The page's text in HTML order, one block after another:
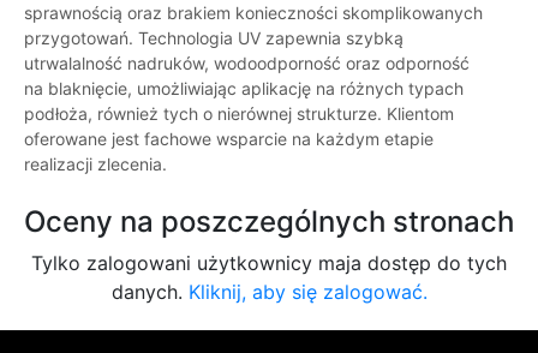
sprawnością oraz brakiem konieczności skomplikowanych
przygotowań. Technologia UV zapewnia szybką
utrwalalność nadruków, wodoodporność oraz odporność
na blaknięcie, umożliwiając aplikację na różnych typach
podłoża, również tych o nierównej strukturze. Klientom
oferowane jest fachowe wsparcie na każdym etapie
realizacji zlecenia.
Oceny na poszczególnych stronach
Tylko zalogowani użytkownicy maja dostęp do tych
danych. Kliknij, aby się zalogować.